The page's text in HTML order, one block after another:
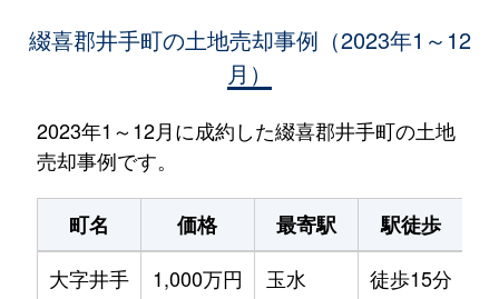
綴喜郡井手町の土地売却事例（2023年1～12
月）
2023年1～12月に成約した綴喜郡井手町の土地
売却事例です。
町名 価格 最寄駅 駅徒歩
大字井手
1,000万円 玉水 徒歩15分